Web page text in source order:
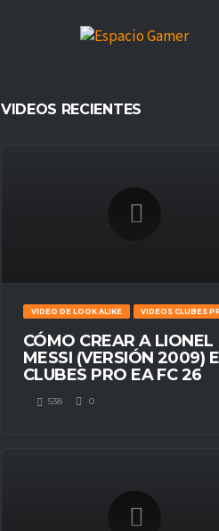
VIDEOS RECIENTES
VIDEO DE LOOK ALIKE VIDEOS CLUBES
CÓMO CREAR A LIONEL
MESSI (VERSIÓN 2009)
CLUBES PRO EA FC 26
538 0
SEASONS
Temporada 23
0